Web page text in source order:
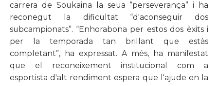
carrera de Soukaina la seua “perseverança” i ha
reconegut la dificultat “d'aconseguir dos
subcampionats”. “Enhorabona per estos dos èxits i
per la temporada tan brillant que estàs
completant”, ha expressat. A més, ha manifestat
que el reconeixement institucional com a
esportista d'alt rendiment espera que l'ajude en la